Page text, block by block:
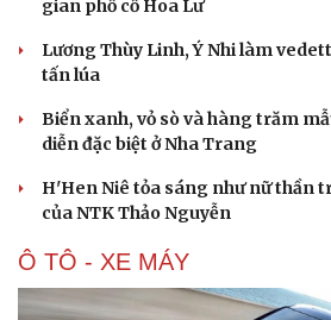
gian phố cổ Hoa Lư
Lương Thùy Linh, Ý Nhi làm
tấn lúa
Biển xanh, vỏ sò và hàng trăm
diễn đặc biệt ở Nha Trang
H'Hen Niê tỏa sáng như nữ thần
của NTK Thảo Nguyễn
Ô TÔ - XE MÁY